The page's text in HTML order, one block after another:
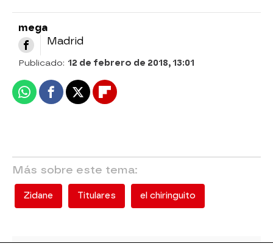
mega
Madrid
Publicado: 12 de febrero de 2018, 13:01
WhatsappFacebook
X Flipboard
Más sobre este tema:
Zidane Titulares el chiringuito